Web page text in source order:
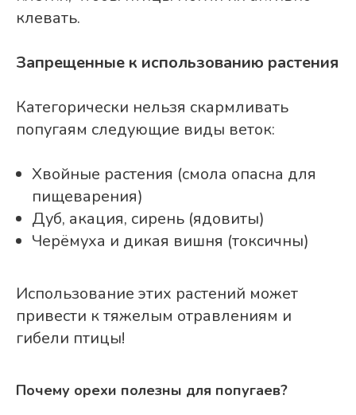
клевать.
Запрещенные к использованию растения
Категорически нельзя скармливать
попугаям следующие виды веток:
Хвойные растения (смола опасна для
пищеварения)
Дуб, акация, сирень (ядовиты)
Черёмуха и дикая вишня (токсичны)
Использование этих растений может
привести к тяжелым отравлениям и
гибели птицы!
Почему орехи полезны для попугаев?